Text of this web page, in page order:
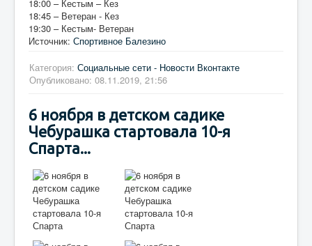
18:00 – Кестым – Кез
18:45 – Ветеран - Кез
19:30 – Кестым- Ветеран
Источник: Спортивное Балезино
Категория: Социальные сети - Новости Вконтакте
Опубликовано: 08.11.2019, 21:56
6 ноября в детском садике
Чебурашка стартовала 10-я
Спарта...